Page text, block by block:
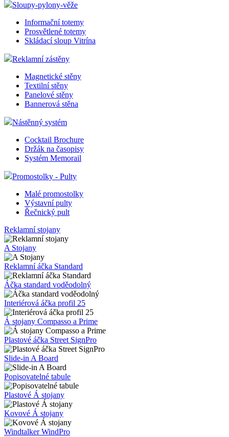
Sloupy-pylony-věže
Informační totemy
Prosvětlené totemy
Skládací sloup Vitrína
Reklamní zástěny
Magnetické stěny
Textilní stěny
Panelové stěny
Bannerová stěna
Nástěnný systém
Cocktail Brochure
Držák na časopisy
Systém Memorail
Promostolky - Pulty
Malé promostolky
Výstavní pulty
Řečnický pult
Reklamní stojany
A Stojany
Reklamní áčka Standard
Áčka standard voděodolný
Interiérová áčka profil 25
Á stojany Compasso a Prime
Plastové áčka Street SignPro
Slide-in A Board
Popisovatelné tabule
Plastové Á stojany
Kovové Á stojany
Windtalker WindPro